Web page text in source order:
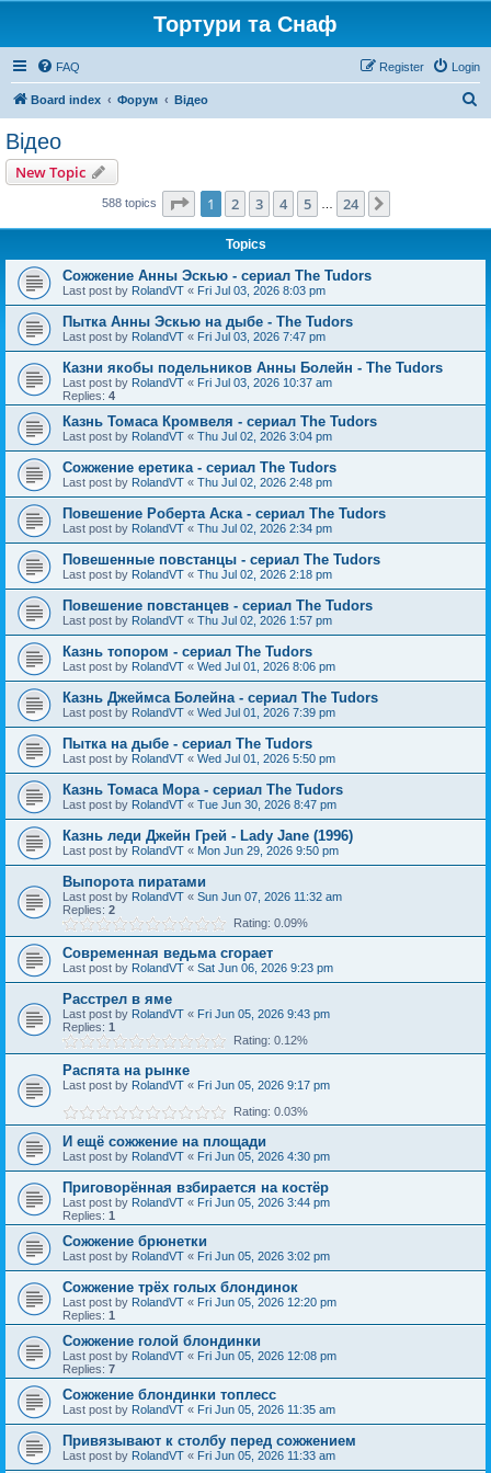
Тортури та Снаф
FAQ Login
Register
Board index Форум Відео
h
Відео
New Topic
588 topics Page 1of 24
1 2 3 4 5 24
Topics
Сожжение Анны Эскью - сериал The Tudors
Last post by RolandVT « Fri Jul 03, 2026 8:03 pm
Пытка Анны Эскью на дыбе - The Tudors
Last post by RolandVT « Fri Jul 03, 2026 7:47 pm
Казни якобы подельников Анны Болейн - The Tudors
Last post by RolandVT « Fri Jul 03, 2026 10:37 am
Replies: 4
Казнь Томаса Кромвеля - сериал The Tudors
Last post by RolandVT « Thu Jul 02, 2026 3:04 pm
Сожжение еретика - сериал The Tudors
Last post by RolandVT « Thu Jul 02, 2026 2:48 pm
Повешение Роберта Аска - сериал The Tudors
Last post by RolandVT « Thu Jul 02, 2026 2:34 pm
Повешенные повстанцы - сериал The Tudors
Last post by RolandVT « Thu Jul 02, 2026 2:18 pm
Повешение повстанцев - сериал The Tudors
Last post by RolandVT « Thu Jul 02, 2026 1:57 pm
Казнь топором - сериал The Tudors
Last post by RolandVT « Wed Jul 01, 2026 8:06 pm
Казнь Джеймса Болейна - сериал The Tudors
Last post by RolandVT « Wed Jul 01, 2026 7:39 pm
Пытка на дыбе - сериал The Tudors
Last post by RolandVT « Wed Jul 01, 2026 5:50 pm
Казнь Томаса Мора - сериал The Tudors
Last post by RolandVT « Tue Jun 30, 2026 8:47 pm
Казнь леди Джейн Грей - Lady Jane (1996)
Last post by RolandVT « Mon Jun 29, 2026 9:50 pm
Выпорота пиратами
Last post by RolandVT « Sun Jun 07, 2026 11:32 am
Replies: 2
Rating: 0.09%
Современная ведьма сгорает
Last post by RolandVT « Sat Jun 06, 2026 9:23 pm
Расстрел в яме
Last post by RolandVT « Fri Jun 05, 2026 9:43 pm
Replies: 1
Rating: 0.12%
Распята на рынке
Last post by RolandVT « Fri Jun 05, 2026 9:17 pm
Rating: 0.03%
И ещё сожжение на площади
Last post by RolandVT « Fri Jun 05, 2026 4:30 pm
Приговорённая взбирается на костёр
Last post by RolandVT « Fri Jun 05, 2026 3:44 pm
Replies: 1
Сожжение брюнетки
Last post by RolandVT « Fri Jun 05, 2026 3:02 pm
Сожжение трёх голых блондинок
Last post by RolandVT « Fri Jun 05, 2026 12:20 pm
Replies: 1
Сожжение голой блондинки
Last post by RolandVT « Fri Jun 05, 2026 12:08 pm
Replies: 7
Сожжение блондинки топлесс
Last post by RolandVT « Fri Jun 05, 2026 11:35 am
Привязывают к столбу перед сожжением
Last post by RolandVT « Fri Jun 05, 2026 11:33 am